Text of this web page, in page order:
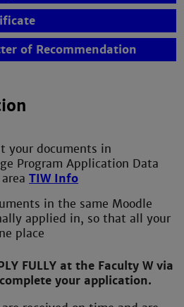
of Recommendation
your documents in
Program Application Data
areaTIW Info
in the same Moodle
applied in, so that all your
place
FULLY at the Faculty W via
your application.